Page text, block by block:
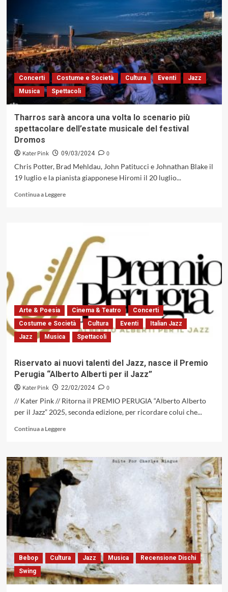
più
accreditati
batteristi
europei,
farà
parte
della
commissione
giudicante
Premio
Perugia
Alberto
per
il
Concerti Costume e Società Cultura Eventi
Jazz
Musica
Spettacoli
Tharros sarà ancora una volta lo scenario più
spettacolare dell’estate musicale del festival
Dromos
Kater Pink 09/03/2024
0
Chris Potter, Brad Mehldau, John Patitucci e Johnathan Blake il
19 luglio e la pianista giapponese Hiromi il 20 luglio...
Continua a LeggereLeggi
ancora
una
volta
lo
scenario
più
spettacolare
dell’estate
musicale
del
Arte & Poesia Cinema & Teatro
Concerti
Costume e Società
Cultura Eventi
Italian Jazz
Jazz
Musica Spettacoli
Riservato ai nuovi talenti del Jazz, nasce il Premio
Perugia “Alberto Alberti per il Jazz”
Kater Pink 22/02/2024
0
// Kater Pink // Ritorna il PREMIO PERUGIA “Alberto Alberto
per il Jazz” 2025, seconda edizione, per ricordare colui che...
Continua a LeggereLeggi
su
Riservato
ai
nuovi
talenti
Jazz,
nasce
il
Premio
Perugia
“Alberto
Alberti
per
Bebop Cultura Jazz Musica
Recensione Dischi
Swing